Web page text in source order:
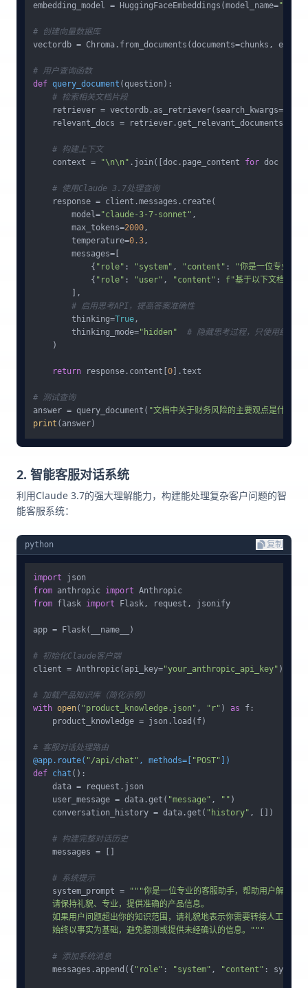
embedding_model = HuggingFaceEmbeddings(model_name=
# 创建向量数据库
vectordb = Chroma.from_documents(documents=chunks,
# 用户查询函数
def query_document (question ):
# 检索相关文档片段
    retriever = vectordb.as_retriever(search_kwargs={
relevant_docs =
# 构建上下文
    context =
"\n\n" .join([doc.page_content for doc
# 使用Claude 3.7处理查询
    response = client.messages.create(
        model=
"claude-3-7-sonnet" ,
        max_tokens=
2000,
        temperature=
0.3,
        messages=[
            {
"role" : "system" , "content" :
"你是一位专业的
            {
"role" : "user" , "content" : f"基于以下文档片段
        ],
# 启用思考API，提高答案准确性
        thinking=
True,
        thinking_mode=
"hidden"
# 隐藏思考过程，只使用结果
    )
return response.content[ 0 ].text
# 测试查询
answer = query_document( "文档中关于财务风险的主要观点是什么？"
print
2. 智能客服对话系统
利用Claude 3.7的强大理解能力，构建能处理复杂客户问题的智
能客服系统：
python 复制
import
from anthropic import
from flask import Flask, request, jsonify
app = Flask(__name__)
# 初始化Claude客户端
client = Anthropic(api_key="your_anthropic_api_key" )
# 加载产品知识库（简化示例）
with open( "product_knowledge.json" , "r" ) as f:
    product_knowledge = json.load(f)
# 客服对话处理路由
@app.route( "/api/chat" , methods=[ "POST"
)
def chat ():
    data = request.json
    user_message = data.get(
"message" , "" )
    conversation_history = data.get(
"history" , [])
# 构建完整对话历史
    messages = []
# 系统提示
    system_prompt =
"""你是一位专业的客服助手，帮助用户解决产
    请保持礼貌、专业，提供准确的产品信息。
    如果用户问题超出你的知识范围，请礼貌地表示你需要转接人工客服。
    始终以事实为基础，避免臆测或提供未经确认的信息。"""
# 添加系统消息
    messages.append({
"role" : "system" , "content" :